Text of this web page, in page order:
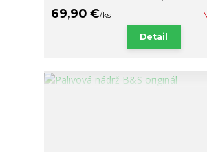
69,90 €/ks
Detail